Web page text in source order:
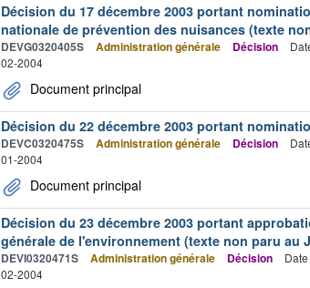
Décision du 17 décembre 2003 portant
nationale de prévention des nuisances (texte
DEVG0320405S Administration générale Décision
02-2004
Document principal
Décision du 22 décembre 2003 portant
DEVC0320475S Administration générale Décision
01-2004
Document principal
Décision du 23 décembre 2003 portant
générale de l'environnement (texte non paru au
DEVI0320471S Administration générale Décision
02-2004